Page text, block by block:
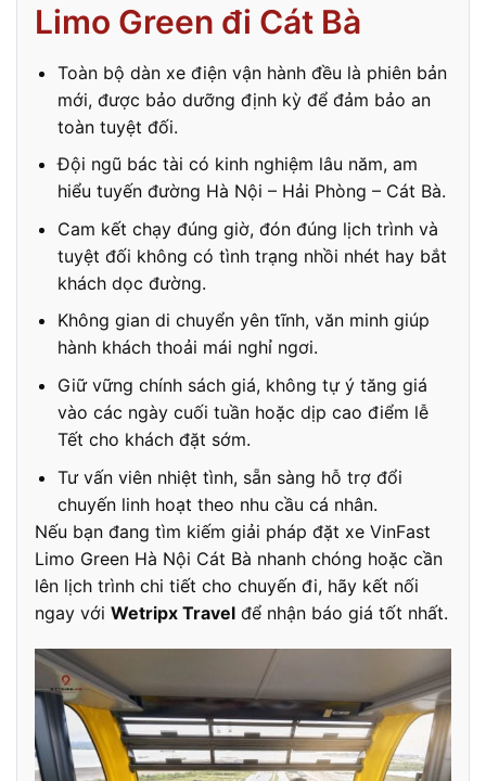
Limo Green đi Cát Bà
Toàn bộ dàn xe điện vận hành đều là phiên bản
mới, được bảo dưỡng định kỳ để đảm bảo an
toàn tuyệt đối.
Đội ngũ bác tài có kinh nghiệm lâu năm, am
hiểu tuyến đường Hà Nội – Hải Phòng – Cát Bà.
Cam kết chạy đúng giờ, đón đúng lịch trình và
tuyệt đối không có tình trạng nhồi nhét hay bắt
khách dọc đường.
Không gian di chuyển yên tĩnh, văn minh giúp
hành khách thoải mái nghỉ ngơi.
Giữ vững chính sách giá, không tự ý tăng giá
vào các ngày cuối tuần hoặc dịp cao điểm lễ
Tết cho khách đặt sớm.
Tư vấn viên nhiệt tình, sẵn sàng hỗ trợ đổi
chuyến linh hoạt theo nhu cầu cá nhân.
Nếu bạn đang tìm kiếm giải pháp đặt xe VinFast
Limo Green Hà Nội Cát Bà nhanh chóng hoặc cần
lên lịch trình chi tiết cho chuyến đi, hãy kết nối
ngay với Wetripx Travel để nhận báo giá tốt nhất.